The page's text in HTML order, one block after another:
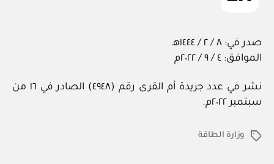
صدر في: ٨ / ٢ / ١٤٤٤هـ
الموافق: ٤ / ٩ / ٢٠٢٢م
نشر في عدد جريدة أم القرى رقم (٤٩٤٨) الصادر في ١٦ من
سبتمبر ٢٠٢٢م.
الوسوموزارة الطاقة